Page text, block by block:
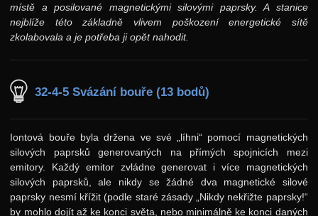
místě a posilované magnetickými silovými paprsky. A stanice
nejblíže této základně vlivem poškození energetické sítě
zkolabovala a je potřeba ji opět nahodit.
32-4-5 Svázání bouře (13 bodů)
Iontová bouře byla držena ve své „líhni“ pomocí magnetických
silových paprsků generovaných na přímých spojnicích mezi
emitory. Každý emitor zvládne generovat i více magnetických
silových paprsků, ale nikdy se žádné dva magnetické silové
paprsky nesmí křížit (podle staré zásady „Nikdy nekřižte paprsky!“
by mohlo dojít až ke konci světa, nebo minimálně ke konci daných